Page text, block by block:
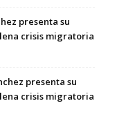
presenta su
crisis migratoria
presenta su
crisis migratoria